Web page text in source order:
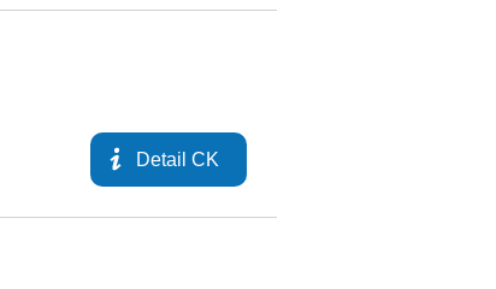
Detail CK